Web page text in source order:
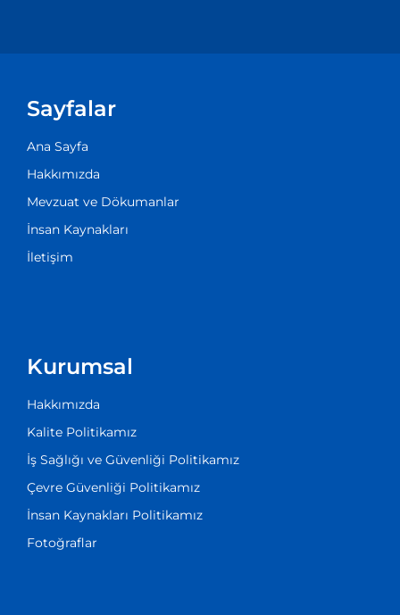
Sayfalar
Ana Sayfa
Hakkımızda
Mevzuat ve Dökumanlar
İnsan Kaynakları
İletişim
Kurumsal
Hakkımızda
Kalite Politikamız
İş Sağlığı ve Güvenliği Politikamız
Çevre Güvenliği Politikamız
İnsan Kaynakları Politikamız
Fotoğraflar